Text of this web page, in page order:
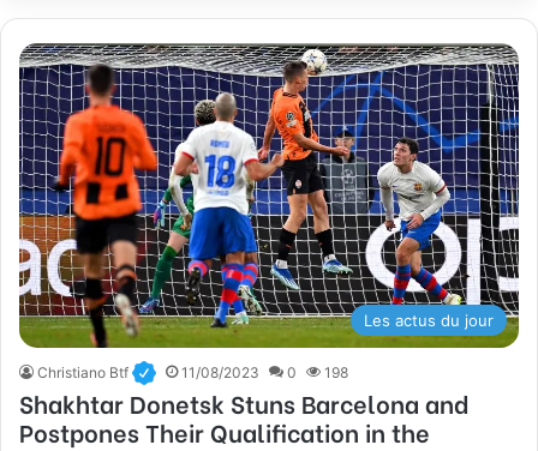
Les actus du jour
Christiano Btf 11/08/2023 0 198
Shakhtar Donetsk Stuns Barcelona and
Postpones Their Qualification in the